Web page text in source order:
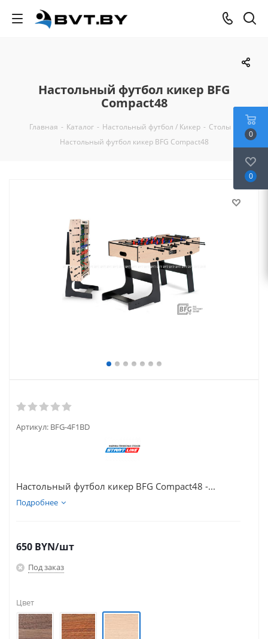
Настольный футбол кикер BFG
Compact48
Главная - Каталог - Настольный футбол / Кикер - Столы
Настольный футбол кикер BFG Compact48
Артикул: BFG-4F1BD
Настольный футбол кикер BFG Compact48 -...
Подробнее
650 BYN/шт
Под заказ
Цвет
0
0